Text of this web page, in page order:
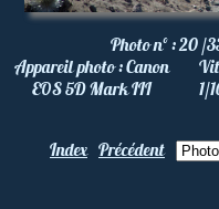
Photo nº :20 /
Appareil photo :Canon
EOS 5D Mark III
1/
Index Précédent